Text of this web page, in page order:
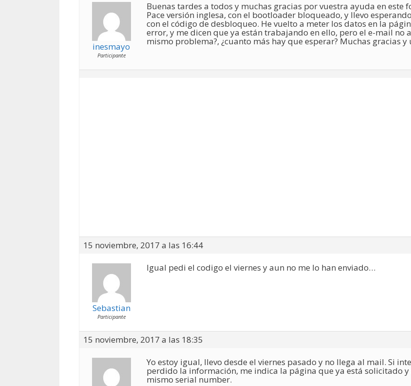
inesmayo
Participante
Buenas tardes a todos y muchas gracias por vuestra ayuda en este
Pace versión inglesa, con el bootloader bloqueado, y llevo
con el código de desbloqueo. He vuelto a meter los datos en la
error, y me dicen que ya están trabajando en ello, pero el e-mail no
mismo problema?, ¿cuanto más hay que esperar? Muchas gracias y
15 noviembre, 2017 a las 16:44
Sebastian
Participante
Igual pedi el codigo el viernes y aun no me lo han enviado…
15 noviembre, 2017 a las 18:35
Yo estoy igual, llevo desde el viernes pasado y no llega al mail. Si
perdido la información, me indica la página que ya está solicitado
mismo serial number.